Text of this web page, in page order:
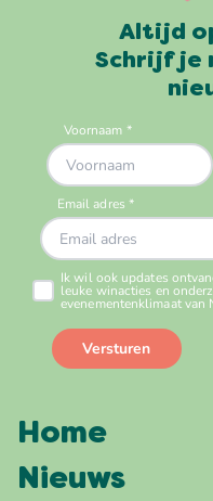
Altijd
Schrijf je
Home
Nieuws